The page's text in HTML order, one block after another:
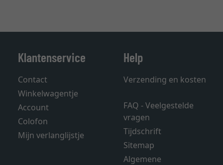
Klantenservice
Contact
Winkelwagentje
Account
Colofon
Mijn verlanglijstje
Help
Verzending en kosten
FAQ - Veelgestelde
vragen
Tijdschrift
Sitemap
Algemene